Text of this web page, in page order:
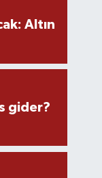
Altın
gider?